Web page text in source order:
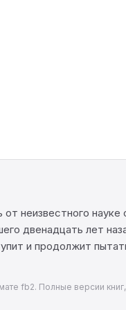
неизвестного
двенадцать лет
и продолжит
fb2. Полные версии